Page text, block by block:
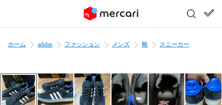
ホーム adidas ファッション メンズ 靴 スニーカー